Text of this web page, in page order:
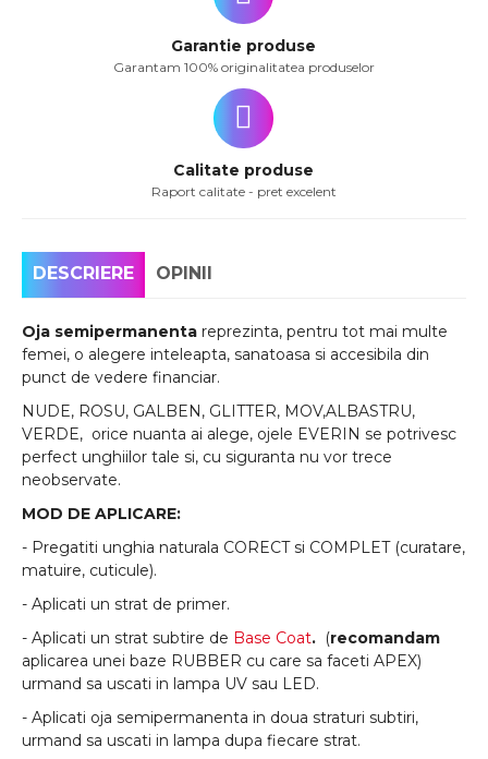
Garantie produse
Garantam 100% originalitatea produselor
Calitate produse
Raport calitate - pret excelent
DESCRIERE OPINII
Oja semipermanenta reprezinta, pentru tot mai multe
femei, o alegere inteleapta, sanatoasa si accesibila din
punct de vedere financiar.
NUDE, ROSU, GALBEN, GLITTER, MOV,ALBASTRU,
VERDE, orice nuanta ai alege, ojele EVERIN se potrivesc
perfect unghiilor tale si, cu siguranta nu vor trece
neobservate.
MOD DE APLICARE:
- Pregatiti unghia naturala CORECT si COMPLET (curatare,
matuire, cuticule).
- Aplicati un strat de primer.
- Aplicati un strat subtire de Base Coat. (recomandam
aplicarea unei baze RUBBER cu care sa faceti APEX)
urmand sa uscati in lampa UV sau LED.
- Aplicati oja semipermanenta in doua straturi subtiri,
urmand sa uscati in lampa dupa fiecare strat.